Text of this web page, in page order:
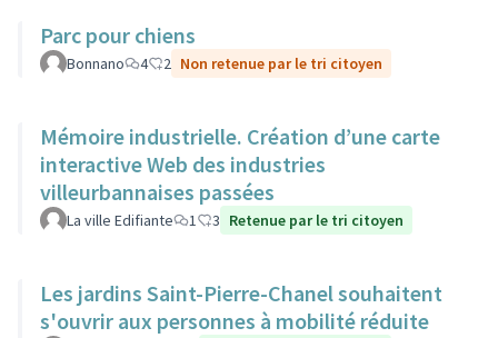
Parc pour chiens
Bonnano 4 2 Non retenue par le tri citoyen
Mémoire industrielle. Création d’une carte
interactive Web des industries
villeurbannaises passées
La ville Edifiante 1 3 Retenue par le tri citoyen
Les jardins Saint-Pierre-Chanel souhaitent
s'ouvrir aux personnes à mobilité réduite